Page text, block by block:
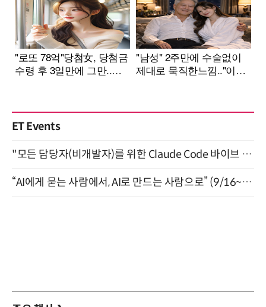
ET Events
"모든 담당자(비개발자)를 위한 Claude Code 바이브 코딩 2-day 부트캠프" 9월 16~17일 개최
“AI에게 묻는 사람에서, AI로 만드는 사람으로” (9/16~17)